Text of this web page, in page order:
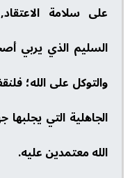
على سلامة
السليم الذي يربي
والتوكل على الله؛
الجاهلية التي
الله معتمدين عليه.